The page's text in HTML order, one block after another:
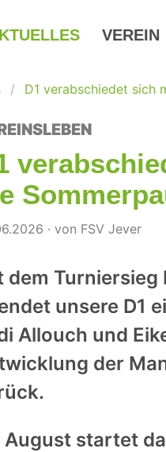
VEREIN
D1 verabschiedet sich
· von FSV Jever
dem
unsere D1
Allouch und
der
August startet